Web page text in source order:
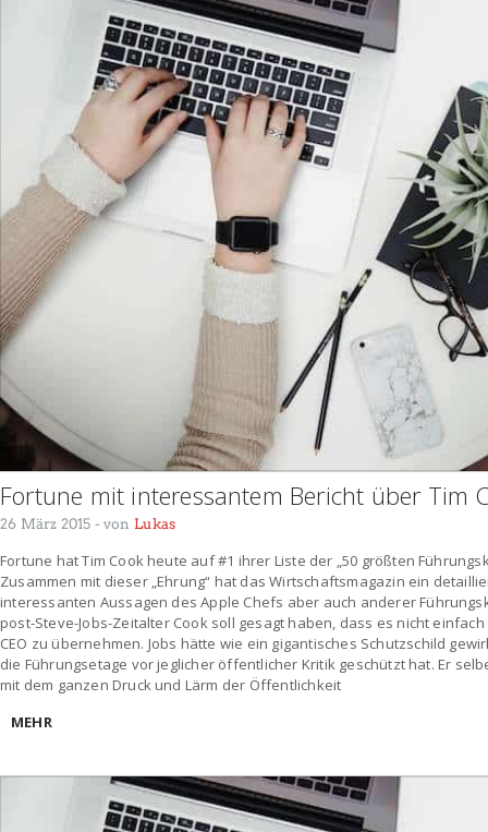
Fortune mit interessantem Bericht über Tim
26 März 2015 - von Lukas
Fortune hat Tim Cook heute auf #1 ihrer Liste der „50 größten
Zusammen mit dieser „Ehrung“ hat das Wirtschaftsmagazin ein
interessanten Aussagen des Apple Chefs aber auch anderer
post-Steve-Jobs-Zeitalter Cook soll gesagt haben, dass es nicht
CEO zu übernehmen. Jobs hätte wie ein gigantisches Schutzschild
die Führungsetage vor jeglicher öffentlicher Kritik geschützt hat. Er
mit dem ganzen Druck und Lärm der Öffentlichkeit
MEHR